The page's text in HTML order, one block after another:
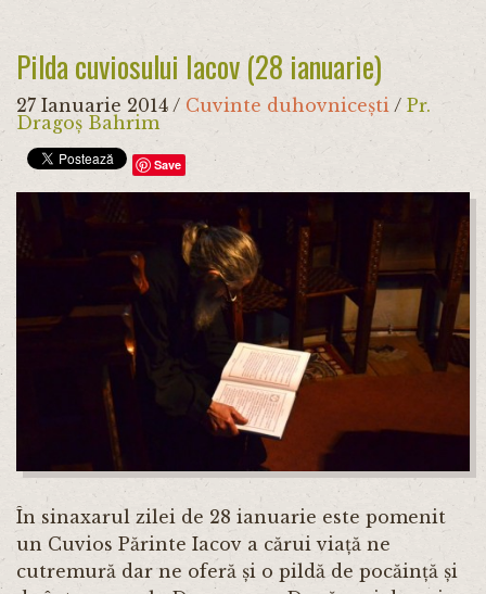
Pilda cuviosului Iacov (28 ianuarie)
27 Ianuarie 2014 / Cuvinte duhovnicești / Pr.
Dragoș Bahrim
Save
În sinaxarul zilei de 28 ianuarie este pomenit
un Cuvios Părinte Iacov a cărui viață ne
cutremură dar ne oferă și o pildă de pocăință și